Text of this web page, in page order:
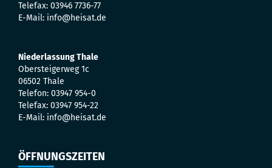
Telefax: 03946 7736-77
E-Mail: info@heisat.de
Niederlassung Thale
Obersteigerweg 1c
06502 Thale
Telefon: 03947 954-0
Telefax: 03947 954-22
E-Mail: info@heisat.de
ÖFFNUNGSZEITEN